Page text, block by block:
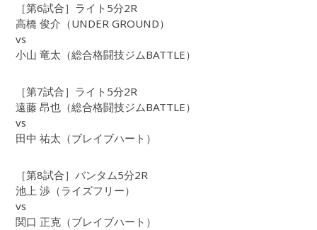
［第6試合］ライト5分2R
高橋 俊介（UNDER GROUND）
vs
小山 竜太（総合格闘技ジムBATTLE）
［第7試合］ライト5分2R
遠藤 昂也（総合格闘技ジムBATTLE）
vs
田中 祐太（ブレイブハート）
［第8試合］バンタム5分2R
池上 渉（ライズフリー）
vs
関口 正克（ブレイブハート）